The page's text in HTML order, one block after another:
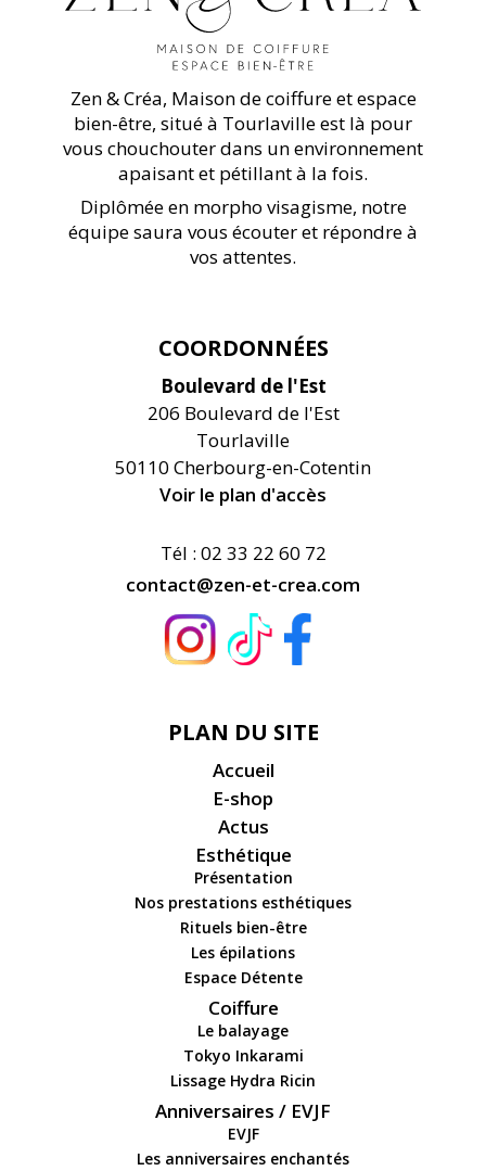
Zen & Créa, Maison de coiffure et espace
bien-être, situé à Tourlaville est là pour
vous chouchouter dans un environnement
apaisant et pétillant à la fois.
Diplômée en morpho visagisme, notre
équipe saura vous écouter et répondre à
vos attentes.
COORDONNÉES
Boulevard de l'Est
206 Boulevard de l'Est
Tourlaville
50110 Cherbourg-en-Cotentin
Voir le plan d'accès
Tél : 02 33 22 60 72
contact@zen-et-crea.com
PLAN DU SITE
Accueil
E-shop
Actus
Esthétique
Présentation
Nos prestations esthétiques
Rituels bien-être
Les épilations
Espace Détente
Coiffure
Le balayage
Tokyo Inkarami
Lissage Hydra Ricin
Anniversaires / EVJF
EVJF
Les anniversaires enchantés